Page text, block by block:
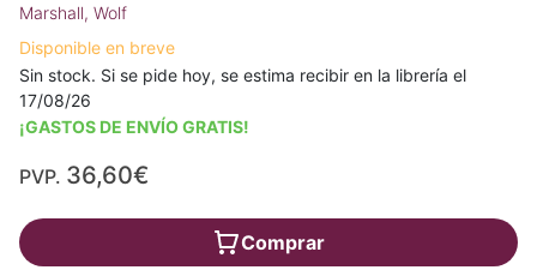
Marshall, Wolf
Disponible en breve
Sin stock. Si se pide hoy, se estima recibir en la librería el
17/08/26
¡GASTOS DE ENVÍO GRATIS!
PVP. 36,60€
Comprar